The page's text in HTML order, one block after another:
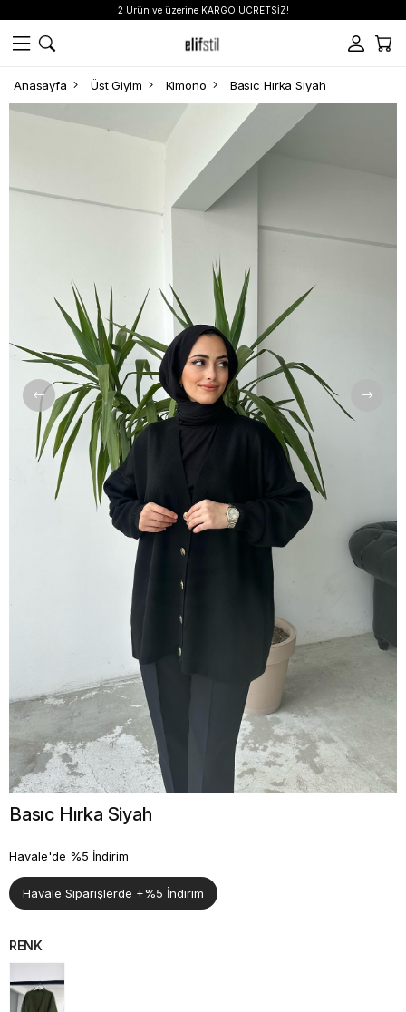
2 Ürün ve üzerine KARGO ÜCRETSİZ!
Anasayfa Üst Giyim Kimono Basıc Hırka Siyah
Basıc Hırka Siyah
Havale'de %5 İndirim
Havale Siparişlerde +%5 İndirim
RENK